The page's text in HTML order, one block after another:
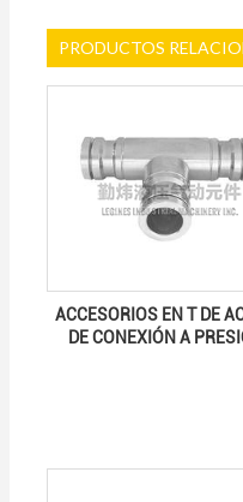
PRODUCTOS
ACCESORIOS EN T DE
DE CONEXIÓN A